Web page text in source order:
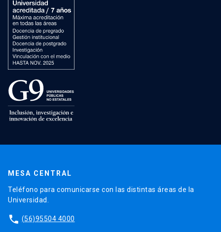
MESA CENTRAL
Teléfono para comunicarse con las distintas áreas de la
Universidad.
phone (56)95504 4000